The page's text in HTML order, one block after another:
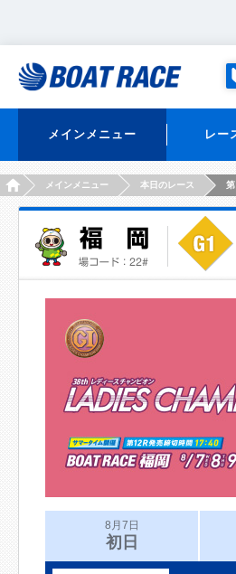
メインメニュー レー
HOMEメインメニュー 本日のレース
8月7日
初日